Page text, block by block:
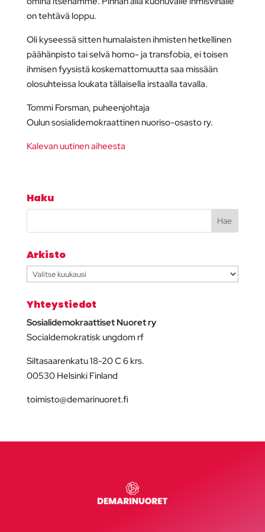
on tehtävä loppu.
Oli kyseessä sitten humalaisten ihmisten hetkellinen
päähänpisto tai selvä homo- ja transfobia, ei toisen
ihmisen fyysistä koskemattomuutta saa missään
olosuhteissa loukata tällaisella irstaalla tavalla.
Tommi Forsman, puheenjohtaja
Oulun sosialidemokraattinen nuoriso-osasto ry.
Kalevan uutinen aiheesta
Haku
Arkisto
Arkisto
Yhteystiedot
Sosialidemokraattiset Nuoret ry
Socialdemokratisk ungdom rf
Siltasaarenkatu 18-20 C 6 krs.
00530 Helsinki Finland
toimisto@demarinuoret.fi